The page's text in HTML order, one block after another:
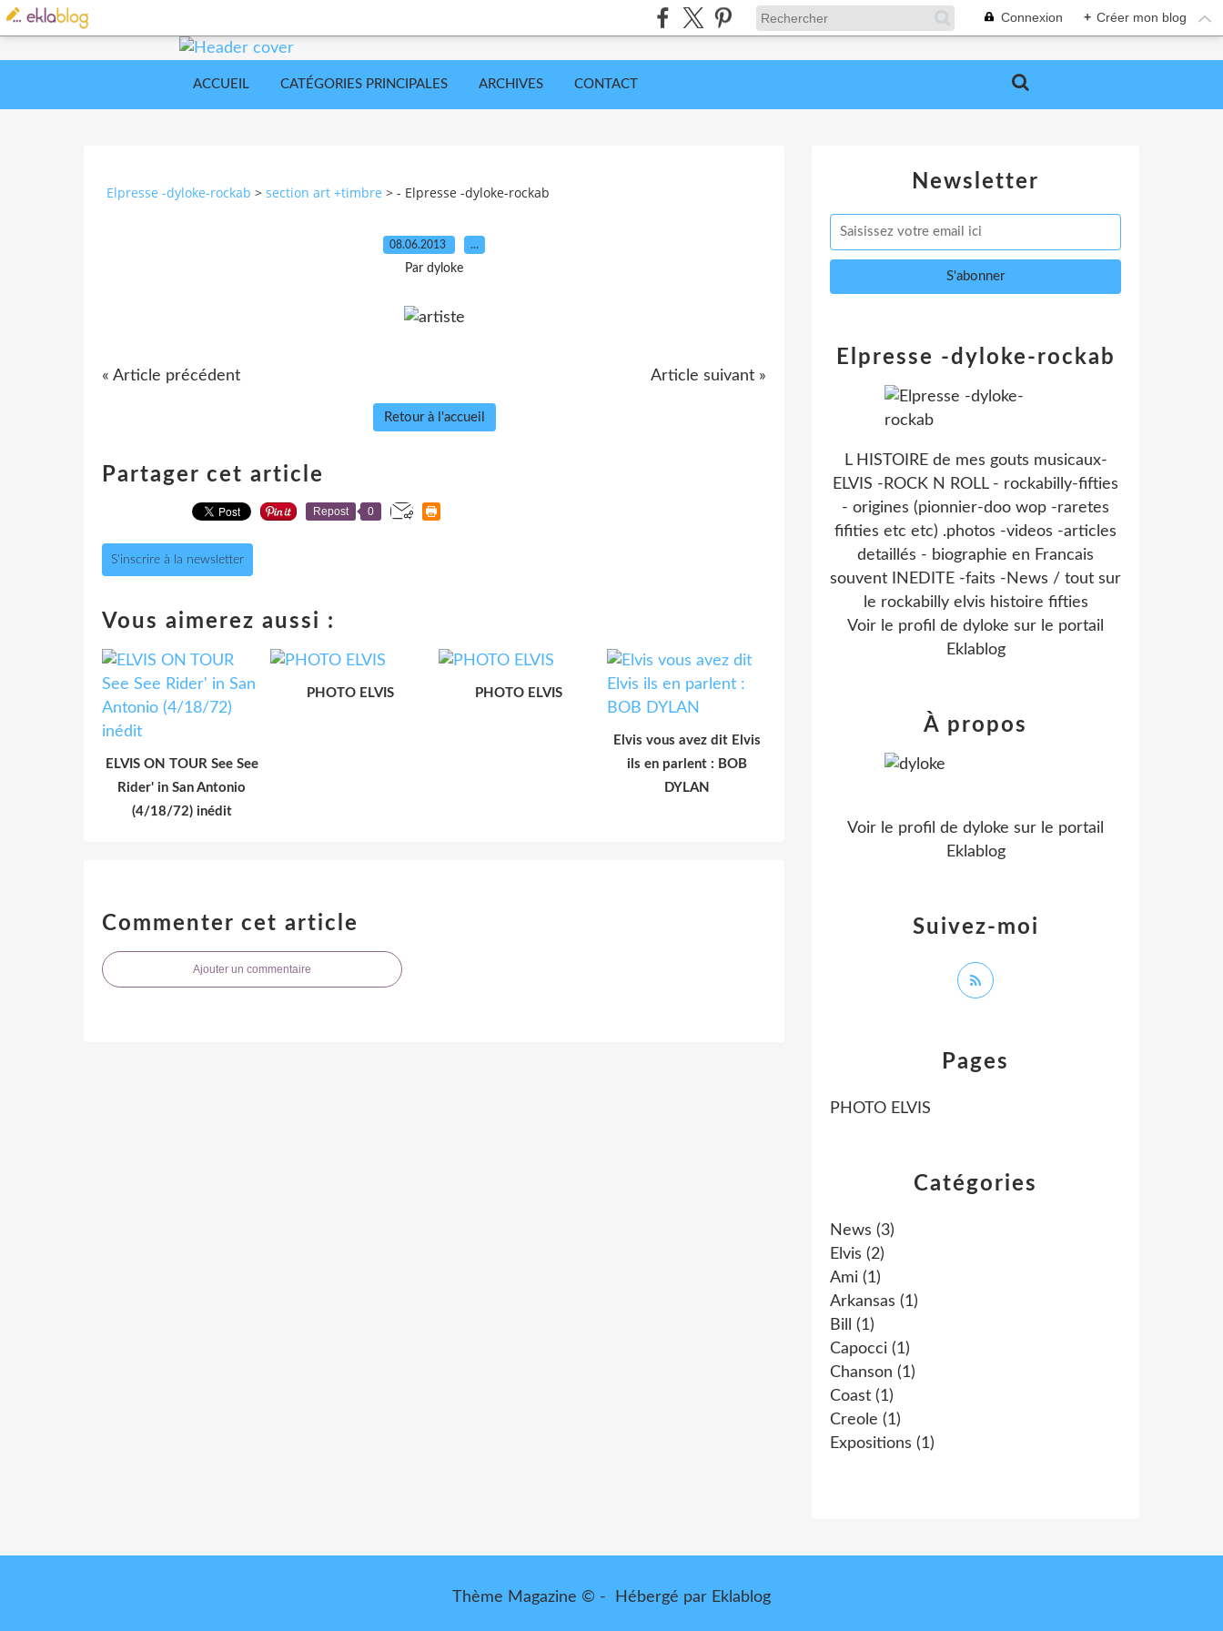
Connexion + Créer mon blog
ACCUEIL CATÉGORIES PRINCIPALES ARCHIVES CONTACT
Elpresse -dyloke-rockab > section art +timbre > - Elpresse -dyloke-rockab
08.06.2013 …
Par dyloke
« Article précédent Article suivant »
Retour à l'accueil
Partager cet article
Repost 0
S'inscrire à la newsletter
Vous aimerez aussi :
ELVIS ON TOUR See See
Rider' in San Antonio
(4/18/72) inédit
PHOTO ELVIS PHOTO ELVIS
Elvis vous avez dit Elvis
ils en parlent : BOB
DYLAN
Commenter cet article
Ajouter un commentaire
Newsletter
Catégories
News (3)
Elvis (2)
Ami (1)
Arkansas (1)
Bill
(1)
Capocci (1)
Chanson (1)
Coast (1)
Creole (1)
Expositions (1)
Pages
PHOTO ELVIS
Elpresse -dyloke-rockab
L HISTOIRE de mes gouts musicaux-
ELVIS -ROCK N ROLL - rockabilly-fifties
- origines (pionnier-doo wop -raretes
fifities etc etc) .photos -videos -articles
detaillés - biographie en Francais
souvent INEDITE -faits -News / tout sur
le rockabilly elvis histoire fifties
Voir le profil de dyloke sur le portail
Eklablog
Suivez-moi
À propos
Voir le profil de dyloke sur le portail
Eklablog
Thème Magazine © - Hébergé par Eklablog